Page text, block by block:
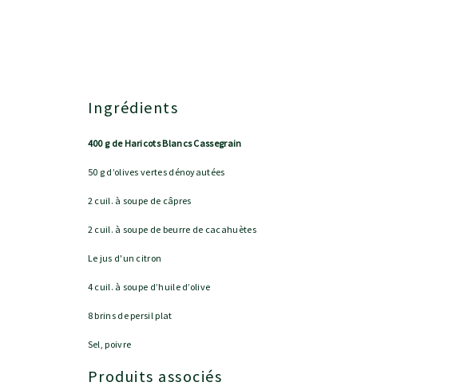
Ingrédients
400 g de Haricots Blancs Cassegrain
50 g d’olives vertes dénoyautées
2 cuil. à soupe de câpres
2 cuil. à soupe de beurre de cacahuètes
Le jus d'un citron
4 cuil. à soupe d’huile d’olive
8 brins de persil plat
Sel, poivre
Produits associés